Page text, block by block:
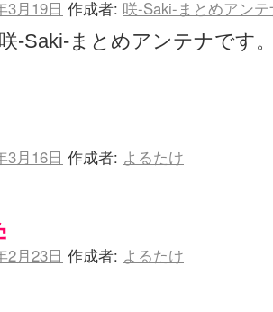
3月19日 作成者: 咲-Saki-まとめアン
-Saki-まとめアンテナで
3月16日 作成者: よるたけ
2月23日 作成者: よるたけ